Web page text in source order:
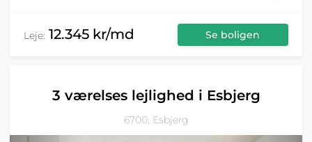
Leje: 12.345 kr/md Se boligen
3 værelses lejlighed i Esbjerg
6700, Esbjerg